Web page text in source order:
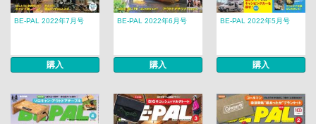
BE-PAL 2022年7月号
購入
BE-PAL 2022年6月号
購入
BE-PAL 2022年5月号
購入